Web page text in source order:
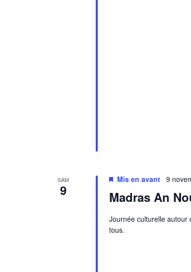
SAM
9
Mis en avant 9
Madras An
Journée culturelle autour
tous.